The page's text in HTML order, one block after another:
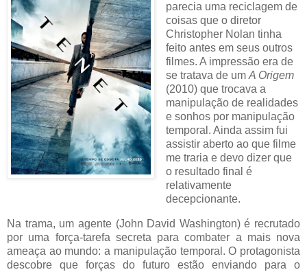
parecia uma reciclagem de
coisas que o diretor
Christopher Nolan tinha
feito antes em seus outros
filmes. A impressão era de
se tratava de umA Origem
(2010) que trocava a
manipulação de realidades
e sonhos por manipulação
temporal. Ainda assim fui
assistir aberto ao que filme
me traria e devo dizer que
o resultado final é
relativamente
decepcionante.
Na trama, um agente (John David Washington) é recrutado
por uma força-tarefa secreta para combater a mais nova
ameaça ao mundo: a manipulação temporal. O protagonista
descobre que forças do futuro estão enviando para o